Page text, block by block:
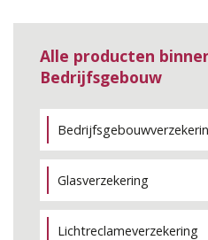
Alle producten
Bedrijfsgebouw
Glasverzekering
Lichtreclameverzekering